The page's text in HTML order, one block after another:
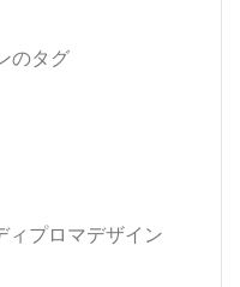
のタグ
ィプロマデザイン